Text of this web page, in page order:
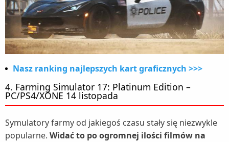
Nasz ranking najlepszych kart graficznych >>>
4. Farming Simulator 17: Platinum Edition –
PC/PS4/XONE 14 listopada
Symulatory farmy od jakiegoś czasu stały się niezwykle
popularne. Widać to po ogromnej ilości filmów na